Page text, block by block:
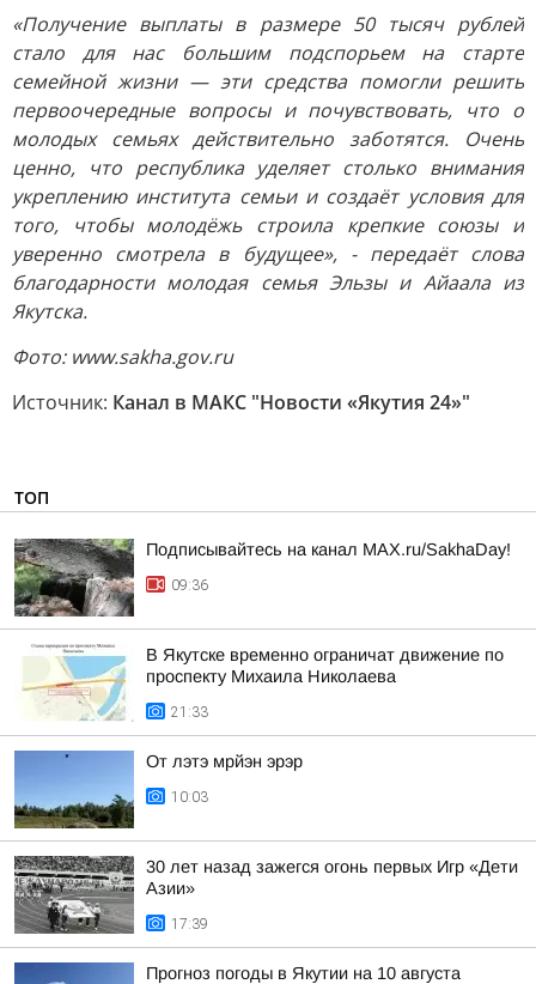
«Получение выплаты в размере 50 тысяч рублей
стало для нас большим подспорьем на старте
семейной жизни — эти средства помогли решить
первоочередные вопросы и почувствовать, что о
молодых семьях действительно заботятся. Очень
ценно, что республика уделяет столько внимания
укреплению института семьи и создаёт условия для
того, чтобы молодёжь строила крепкие союзы и
уверенно смотрела в будущее», - передаёт слова
благодарности молодая семья Эльзы и Айаала из
Якутска.
Фото: www.sakha.gov.ru
Источник: Канал в МАКС "Новости «Якутия 24»"
ТОП
Подписывайтесь на канал MAX.ru/SakhaDay!
09:36
В Якутске временно ограничат движение по
проспекту Михаила Николаева
21:33
От лэтэ мрйэн эрэр
10:03
30 лет назад зажегся огонь первых Игр «Дети
Азии»
17:39
Прогноз погоды в Якутии на 10 августа